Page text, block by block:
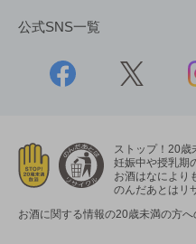
公式SNS一覧
ストップ！20歳
妊娠中や授乳期
お酒はなにより
のんだあとはリ
お酒に関する情報の20歳未満の方